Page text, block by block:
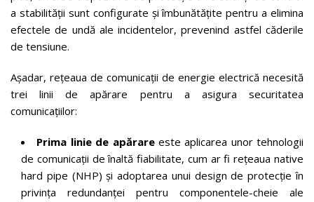
a stabilității sunt configurate și îmbunătățite pentru a elimina
efectele de undă ale incidentelor, prevenind astfel căderile
de tensiune.
Așadar, rețeaua de comunicații de energie electrică necesită
trei linii de apărare pentru a asigura securitatea
comunicațiilor:
Prima linie de apărare este aplicarea unor tehnologii
de comunicații de înaltă fiabilitate, cum ar fi rețeaua native
hard pipe (NHP) și adoptarea unui design de protecție în
privința redundanței pentru componentele-cheie ale